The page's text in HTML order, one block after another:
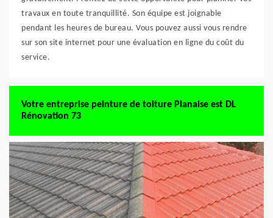
travaux en toute tranquillité. Son équipe est joignable
pendant les heures de bureau. Vous pouvez aussi vous rendre
sur son site internet pour une évaluation en ligne du coût du
service.
Votre entreprise peinture de toiture Planaise est DL
Rénovation 73